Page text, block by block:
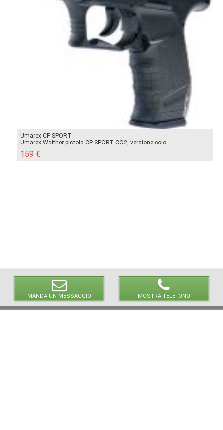
MANDA UN MESSAGGIO MOSTRA TELEFONO
Umarex CP SPORT
Umarex Walther pistola CP SPORT CO2, versione colo...
159 €